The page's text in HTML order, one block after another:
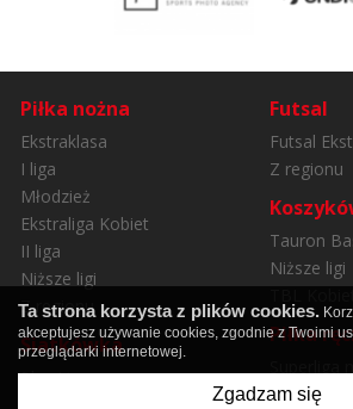
Piłka nożna
Ekstraklasa
I liga
Młodzież
Ekstraliga Kobiet
II liga
Niższe ligi
Z regionu
Siatkówka
Plus Liga
Futsal
Futsal
Z regionu
Tauron
Niższe ligi
Piłka
Superliga
Ta strona korzysta z plików cookies.
akceptujesz używanie cookies, zgodnie z Twoimi
przeglądarki internetowej.
Zgadzam się